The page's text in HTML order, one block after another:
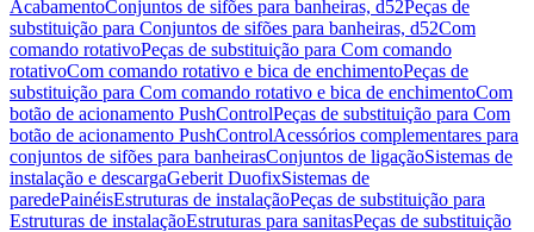
AcabamentoConjuntos de sifões para banheiras, d52Peças de
substituição para Conjuntos de sifões para banheiras, d52Com
comando rotativoPeças de substituição para Com comando
rotativoCom comando rotativo e bica de enchimentoPeças de
substituição para Com comando rotativo e bica de enchimentoCom
botão de acionamento PushControlPeças de substituição para Com
botão de acionamento PushControlAcessórios complementares para
conjuntos de sifões para banheirasConjuntos de ligaçãoSistemas de
instalação e descargaGeberit DuofixSistemas de
paredePainéisEstruturas de instalaçãoPeças de substituição para
Estruturas de instalaçãoEstruturas para sanitasPeças de substituição